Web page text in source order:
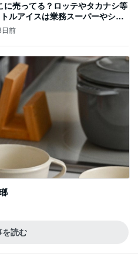
に売ってる？ロッテやタカナシ等
ルアイスは業務スーパーやシャ
日前
を読む